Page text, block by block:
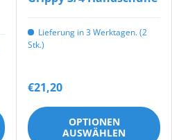
Lieferung in 3 Werktagen. (2
Stk.)
€21,20
OPTIONEN
AUSWÄHLEN